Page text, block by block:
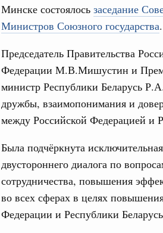
Минске состоялось заседание
Министров Союзного государства.
Председатель Правительства
Федерации М.В.Мишустин и
министр Республики Беларусь
дружбы, взаимопонимания и
между Российской Федерацией и
Была подчёркнута
двустороннего диалога по
сотрудничества, повышения
во всех сферах в целях
Федерации и Республики
Благотворительность
поздравила
Правительства Татьяна Голикова
движения «Волонтёры-медики» с
Вчера
городов. Городская среда
провёл заседание
конкурса лучших